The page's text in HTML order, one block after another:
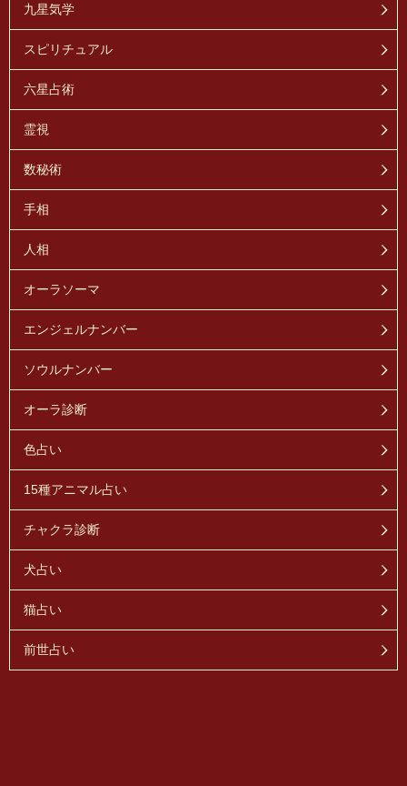
九星気学
スピリチュアル
六星占術
霊視
数秘術
手相
人相
オーラソーマ
エンジェルナンバー
ソウルナンバー
オーラ診断
色占い
15種アニマル占い
チャクラ診断
犬占い
猫占い
前世占い